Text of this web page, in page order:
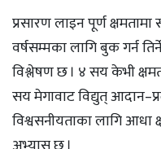
प्रसारण लाइन पूर्ण
वर्षसम्मका लागि बुक गर्न
विश्लेषण छ । ४ सय केभी
सय मेगावाट विद्युत्
विश्वसनीयताका लागि आधा